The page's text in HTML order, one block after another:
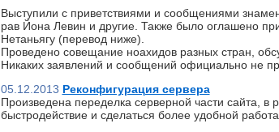
Выступили с приветствиями и сообщениями
рав Йона Левин и другие. Также было оглашено
Нетаньягу (перевод ниже).
Проведено совещание ноахидов разных стран,
Никаких заявлений и сообщений официально не
05.12.2013 Реконфигурация сервера
Произведена переделка серверной части сайта, в
быстродействие и сделаться более удобной